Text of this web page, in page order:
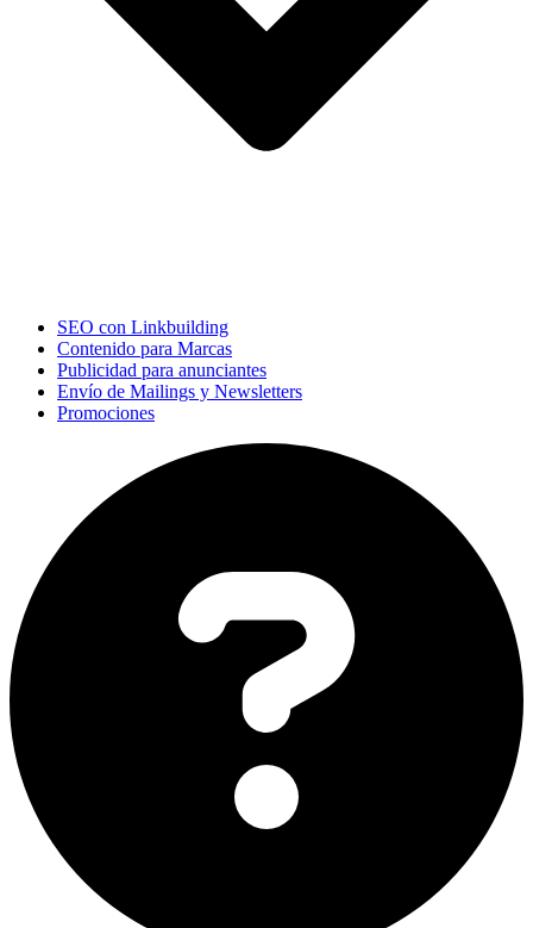
SEO con Linkbuilding
Contenido para Marcas
Publicidad para anunciantes
Envío de Mailings y Newsletters
Promociones